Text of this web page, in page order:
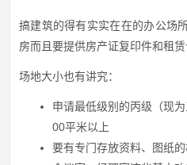
搞建筑的得有实实在在的办公场
房而且要提供房产证复印件和租赁
场地大小也有讲究：
申请最低级别的丙级（现
00平米以上
要有专门存放资料、图纸